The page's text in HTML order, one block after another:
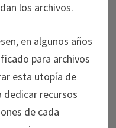
los archivos.
en algunos años
para archivos
esta utopía de
dedicar recursos
de cada